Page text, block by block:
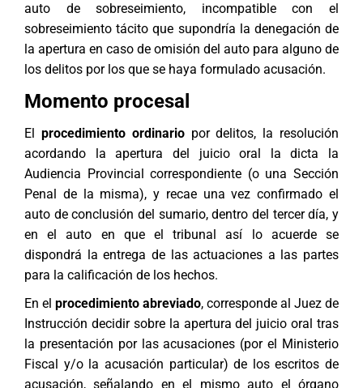
auto de sobreseimiento, incompatible con el
sobreseimiento tácito que supondría la denegación de
la apertura en caso de omisión del auto para alguno de
los delitos por los que se haya formulado acusación.
Momento procesal
El procedimiento ordinariopor delitos, la resolución
acordando la apertura del juicio oral la dicta la
Audiencia Provincial correspondiente (o una Sección
Penal de la misma), y recae una vez confirmado el
auto de conclusión del sumario, dentro del tercer día, y
en el auto en que el tribunal así lo acuerde se
dispondrá la entrega de las actuaciones a las partes
para la calificación de los hechos.
En el procedimiento abreviado, corresponde al Juez de
Instrucción decidir sobre la apertura del juicio oral tras
la presentación por las acusaciones (por el Ministerio
Fiscal y/o la acusación particular) de los escritos de
acusación, señalando en el mismo auto el órgano